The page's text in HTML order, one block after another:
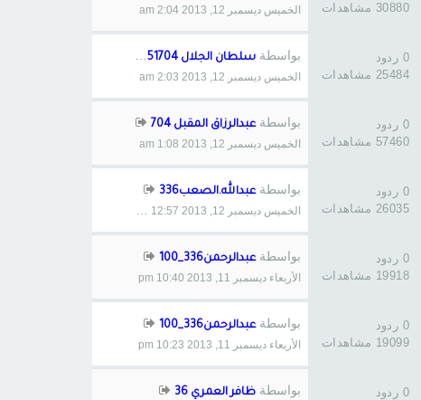
30880 مشاهدات
الخميس ديسمبر 12, 2013 2:04 am
0 ردود
25484 مشاهدات
بواسطة سلطان الجلال 51704
الخميس ديسمبر 12, 2013 2:03 am
0 ردود
57460 مشاهدات
بواسطةعبدالرزاق المقبل 704
الخميس ديسمبر 12, 2013 1:08 am
0 ردود
26035 مشاهدات
بواسطةعبدالله.الصعب336
الخميس ديسمبر 12, 2013 12:57 am
0 ردود
19918 مشاهدات
بواسطةعبدالرحمن336_100
الأربعاء ديسمبر 11, 2013 10:40 pm
0 ردود
19099 مشاهدات
بواسطةعبدالرحمن336_100
الأربعاء ديسمبر 11, 2013 10:23 pm
0 ردود
بواسطة ظافر العمري 36